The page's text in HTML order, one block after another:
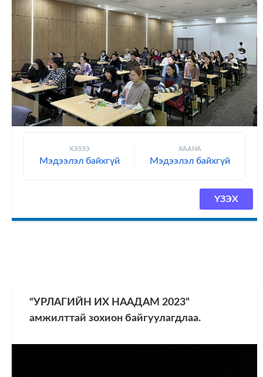
ХЭЗЭЭ
Мэдээлэл байхгүй
ХААНА
Мэдээлэл байхгүй
ҮЗЭХ
“УРЛАГИЙН ИХ НААДАМ 2023”
амжилттай зохион байгуулагдлаа.